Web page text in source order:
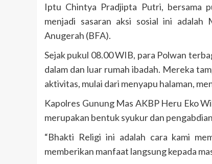
Iptu Chintya Pradjipta Putri, bersama
menjadi sasaran aksi sosial ini adalah
Anugerah (BFA).
Sejak pukul 08.00 WIB, para Polwan
dalam dan luar rumah ibadah. Mereka
aktivitas, mulai dari menyapu halaman,
Kapolres Gunung Mas AKBP Heru Eko
merupakan bentuk syukur dan
“Bhakti Religi ini adalah cara kami
memberikan manfaat langsung kepada